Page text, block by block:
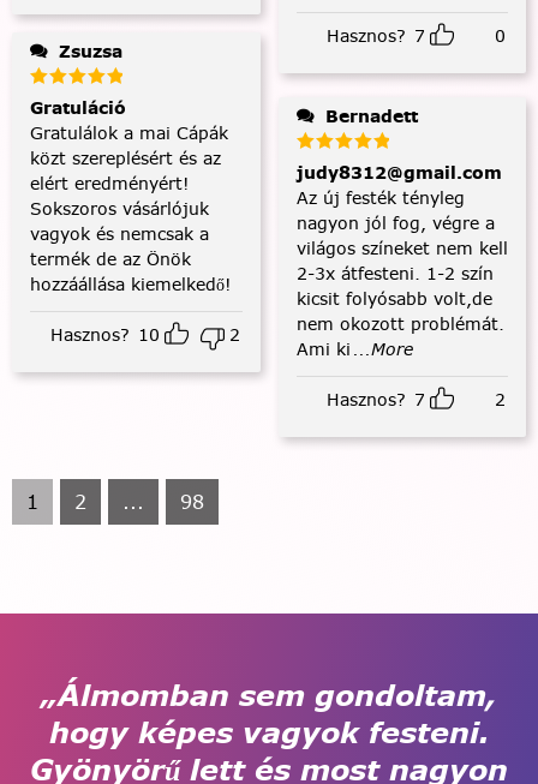
Zsuzsa
Gratuláció
Gratulálok a mai Cápák
közt szereplésért és az
elért eredményért!
Sokszoros vásárlójuk
vagyok és nemcsak a
termék de az Önök
hozzáállása kiemelkedő!
Hasznos? 10 2
Hasznos? 7 0
Bernadett
judy8312@gmail.com
Az új festék tényleg
nagyon jól fog, végre a
világos színeket nem kell
2-3x átfesteni. 1-2 szín
kicsit folyósabb volt,de
nem okozott problémát.
Ami ki ...More
Hasznos? 7 2
1 2 ... 98
„Álmomban sem gondoltam,
hogy képes vagyok festeni.
Gyönyörű lett és most nagyon